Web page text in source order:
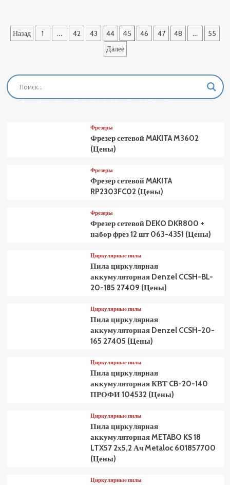
сверлильный
PROMA
(Цены)
Пагинация
Назад 1 … 42 43 44 45 46 47 48 …
55
Далее
Фрезеры
Фрезер сетевой MAKITA M3601 (Цены)
Фрезеры
Фрезер сетевой MAKITA M3602
(Цены)
Фрезеры
Фрезер сетевой MAKITA
RP2303FC02 (Цены)
Фрезеры
Фрезер сетевой DEKO DKR800 +
набор фрез 12 шт 063-4351 (Цены)
Циркулярные пилы
Пила циркулярная
аккумуляторная Denzel CCSH-BL-
20-185 27409 (Цены)
Циркулярные пилы
Пила циркулярная
аккумуляторная Denzel CCSH-20-
165 27405 (Цены)
Циркулярные пилы
Пила циркулярная
аккумуляторная КВТ CB-20-140
ПРОФИ 104532 (Цены)
Циркулярные пилы
Пила циркулярная
аккумуляторная METABO KS 18
LTX57 2х5,2 Ач Metaloc 601857700
(Цены)
Циркулярные пилы